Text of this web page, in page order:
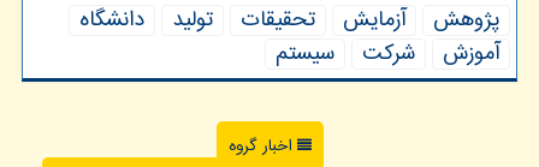
پژوهش آزمایش تحقیقات تولید
دانشگاه
آموزش
شركت سیستم
اخبار گروه